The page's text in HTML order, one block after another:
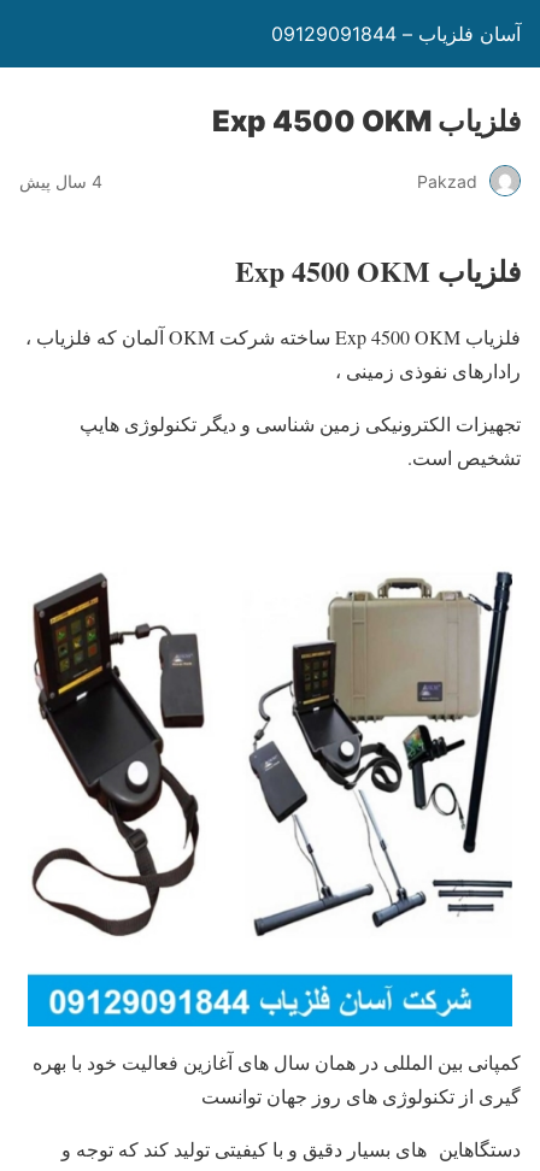
آسان فلزیاب – 09129091844
فلزیاب Exp 4500 OKM
Pakzad 4 سال پیش
فلزیاب Exp 4500 OKM
فلزیاب Exp 4500 OKM ساخته شرکت OKM آلمان که فلزیاب ،
رادارهای نفوذی زمینی ،
تجهیزات الکترونیکی زمین شناسی و دیگر تکنولوژی هایپ
تشخیص است.
کمپانی بین المللی در همان سال های آغازین فعالیت خود با بهره
گیری از تکنولوژی های روز جهان توانست
دستگاهاین های بسیار دقیق و با کیفیتی تولید کند که توجه و